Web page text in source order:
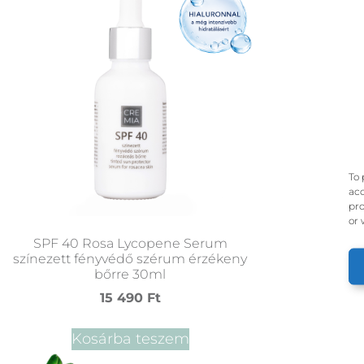
To
or
SPF 40 Rosa Lycopene Serum
színezett fényvédő szérum érzékeny
bőrre 30ml
15 490 Ft
Kosárba teszem